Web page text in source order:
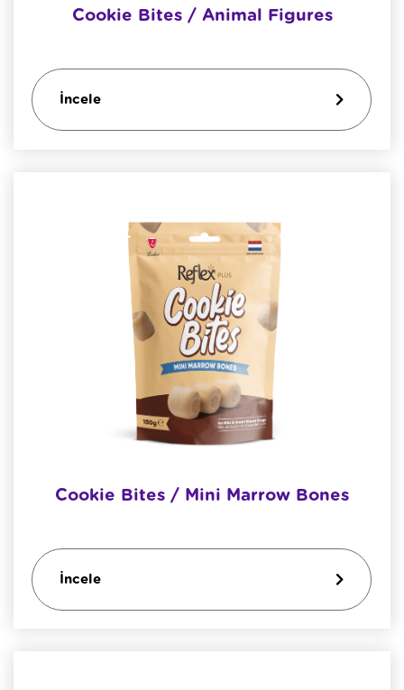
Cookie Bites / Animal Figures
İncele
Cookie Bites / Mini Marrow Bones
İncele